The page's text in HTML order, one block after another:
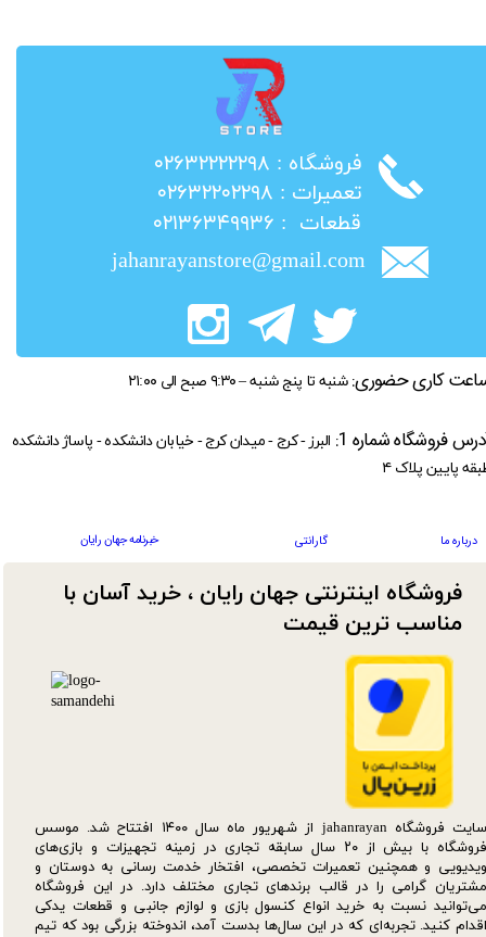
​فروشگاه : ۰۲۶۳۲۲۲۲۲۹۸
​تعمیرات : ۰۲۶۳۲۲۰۲۲۹۸
​قطعات : ۰۲۱۳۶۳۴۹۹۳۶
jahanrayanstore@gmail.com
سایت فروشگاه jahanrayan از شهریور ماه سال ۱۴۰۰ افتتاح شد. موسس
فروشگاه با بیش از ۲۰ سال سابقه تجاری در زمینه تجهیزات و بازی‌های
ویدیویی و همچنین تعمیرات تخصصی، افتخار خدمت رسانی به دوستان و
مشتریان گرامی را در قالب برندهای تجاری مختلف دارد. در این فروشگاه
می‌توانید نسبت به خرید انواع کنسول بازی و لوازم جانبی و قطعات یدکی‌
اقدام کنید. تجربه‌ای که در این سال‌ها بدست آمد، اندوخته بزرگی بود که تیم
فروشگاه اینترنتی جهان رایان ، خرید آسان با
مناسب ترین قیمت​​​​​​​
کاری حضوری: شنبه تا پنج شنبه – ۹:۳۰ صبح الی ۲۱:۰۰
درباره ما گارانتی خبرنامه جهان رایان
فروشگاه شماره 1:
البرز - کرج - میدان کرج - خیابان دانشکده - پاساژ دانشکده
پایین پلاک ۴